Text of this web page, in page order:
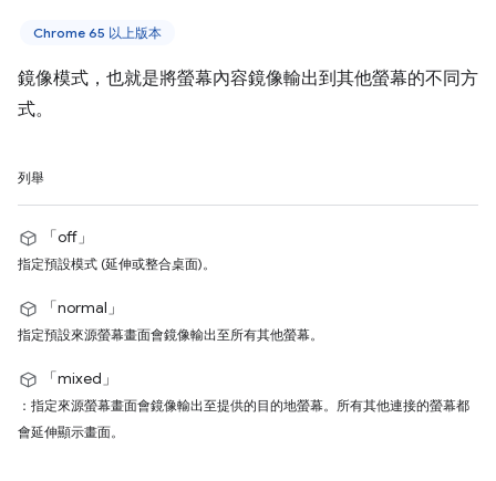
Chrome 65 以上版本
鏡像模式，也就是將螢幕內容鏡像輸出到其他螢幕的不同方
式。
列舉
「off」
指定預設模式 (延伸或整合桌面)。
「normal」
指定預設來源螢幕畫面會鏡像輸出至所有其他螢幕。
「mixed」
：指定來源螢幕畫面會鏡像輸出至提供的目的地螢幕。所有其他連接的螢幕都
會延伸顯示畫面。